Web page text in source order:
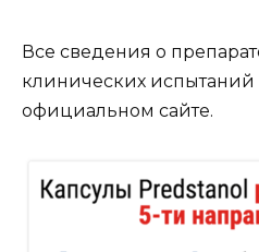
Все сведения о
клинических
официальном сайте.